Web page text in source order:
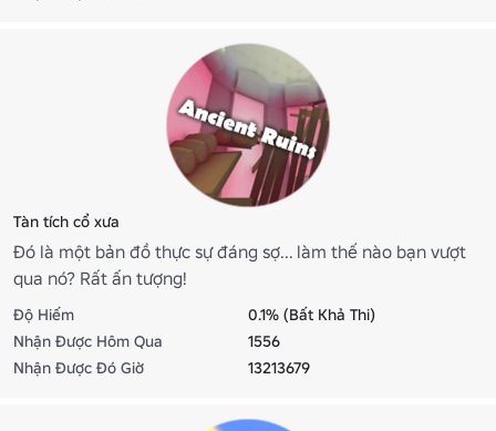
Tàn tích cổ xưa
Đó là một bản đồ thực sự đáng sợ... làm thế nào bạn vượt
qua nó? Rất ấn tượng!
Độ Hiếm
0.1% (Bất Khả Thi)
Nhận Được Hôm Qua
1556
Nhận Được Đó Giờ
13213679